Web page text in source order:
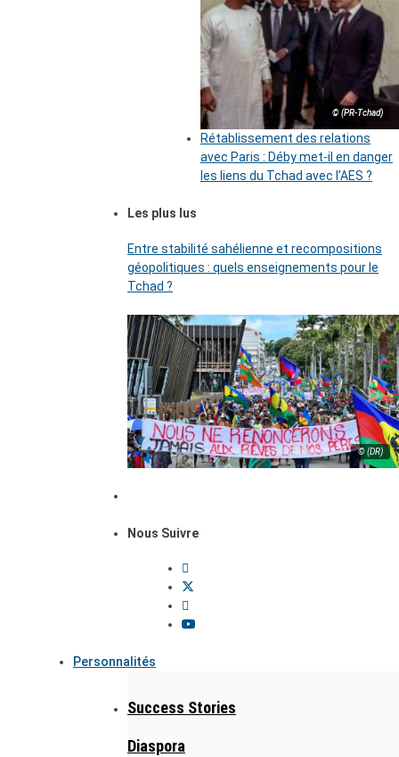
© (PR-Tchad)
Rétablissement des relations
avec Paris : Déby met-il en danger
les liens du Tchad avec l’AES ?
Les plus lus
Entre stabilité sahélienne et recompositions
géopolitiques : quels enseignements pour le
Tchad ?
© (DR)
Nous Suivre
Personnalités
Success Stories
Diaspora